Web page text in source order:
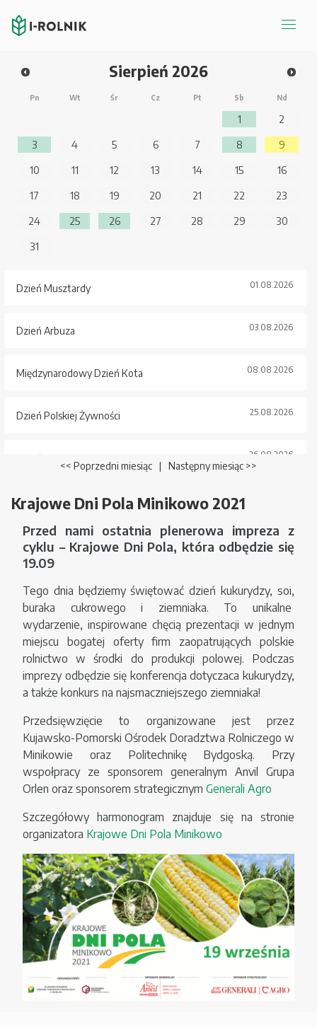
Sierpień 2026
Pn Wt Śr Cz Pt Sb Nd
1
2
3
4 5 6 7 8
9
10
11 12 13 14 15
16
17
18 19 20 21 22
23
24
25 26 27 28 29
30
31
Dzień Musztardy 01.08.2026
Dzień Arbuza 03.08.2026
Międzynarodowy Dzień Kota 08.08.2026
Dzień Polskiej Żywności 25.08.2026
Dzień Psa 26.08.2026
<< Poprzedni miesiąc | Następny miesiąc >>
Krajowe Dni Pola Minikowo 2021
Przed nami ostatnia plenerowa impreza z
cyklu – Krajowe Dni Pola, która odbędzie się
19.09
Tego dnia będziemy świętować dzień kukurydzy, soi,
buraka cukrowego i ziemniaka. To unikalne
wydarzenie, inspirowane chęcią prezentacji w jednym
miejscu bogatej oferty firm zaopatrujących polskie
rolnictwo w środki do produkcji polowej. Podczas
imprezy odbędzie się konferencja dotyczaca kukurydzy,
a także konkurs na najsmaczniejszego ziemniaka!
Przedsięwzięcie to organizowane jest przez
Kujawsko-Pomorski Ośrodek Doradztwa Rolniczego w
Minikowie oraz Politechnikę Bydgoską. Przy
wspołpracy ze sponsorem generalnym Anvil Grupa
Orlen oraz sponsorem strategicznym Generali Agro
Szczegółowy harmonogram znajduje się na stronie
organizatora Krajowe Dni Pola Minikowo